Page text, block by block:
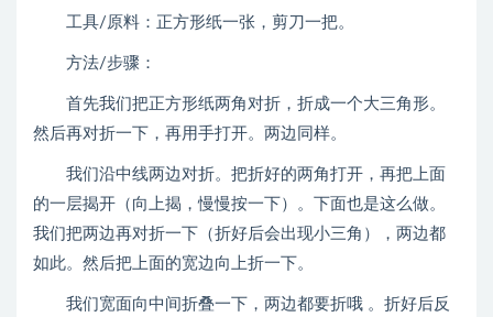
工具/原料：正方形纸一张，剪刀一把。
方法/步骤：
首先我们把正方形纸两角对折，折成一个大三角形。
然后再对折一下，再用手打开。两边同样。
我们沿中线两边对折。把折好的两角打开，再把上面
的一层揭开（向上揭，慢慢按一下）。下面也是这么做。
我们把两边再对折一下（折好后会出现小三角），两边都
如此。然后把上面的宽边向上折一下。
我们宽面向中间折叠一下，两边都要折哦 。折好后反